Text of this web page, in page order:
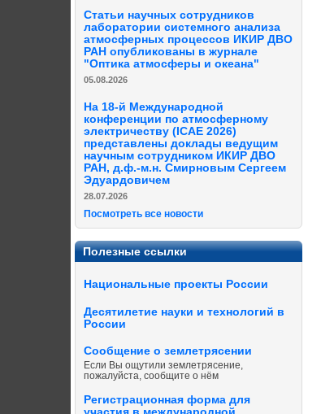
Статьи научных сотрудников
лаборатории системного анализа
атмосферных процессов ИКИР ДВО
РАН опубликованы в журнале
"Оптика атмосферы и океана"
05.08.2026
На 18-й Международной
конференции по атмосферному
электричеству (ICAE 2026)
представлены доклады ведущим
научным сотрудником ИКИР ДВО
РАН, д.ф.-м.н. Смирновым Сергеем
Эдуардовичем
28.07.2026
Посмотреть все новости
Полезные ссылки
Национальные проекты России
Десятилетие науки и технологий в
России
Сообщение о землетрясении
Если Вы ощутили землетрясение,
пожалуйста, сообщите о нём
Регистрационная форма для